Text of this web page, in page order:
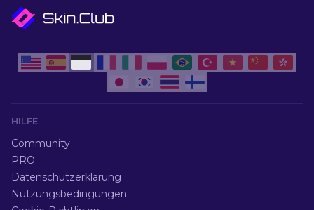
HILFE
Community
PRO
Datenschutzerklärung
Nutzungsbedingungen